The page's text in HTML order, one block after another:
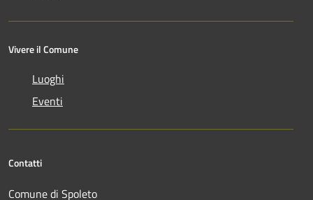
Vivere il Comune
Luoghi
Eventi
Contatti
Comune di Spoleto